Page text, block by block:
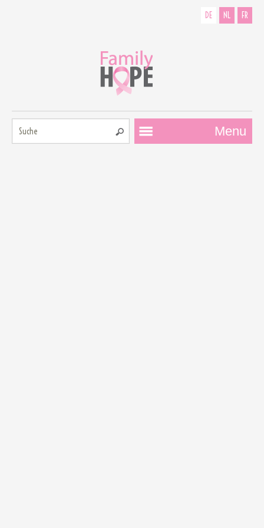
DE NL FR
Menu